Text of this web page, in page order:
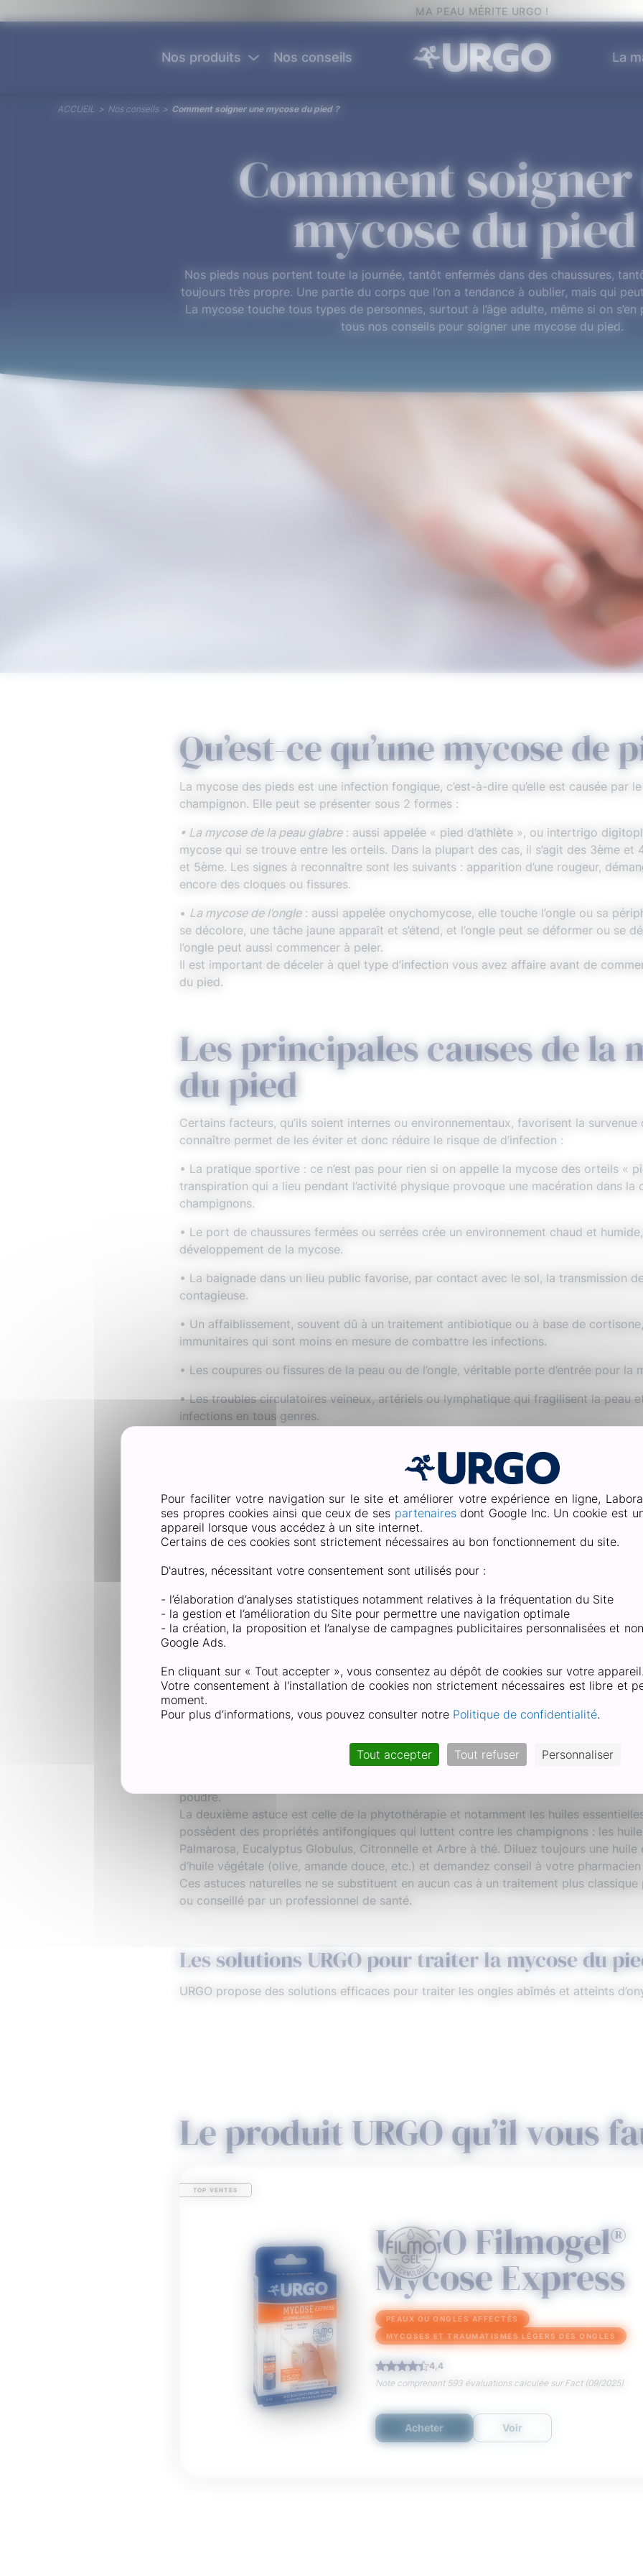
MA PEAU MÉRITE URGO !
Nos produits Nos conseils La
ACCUEIL > Nos conseils > Comment soigner une mycose du pied ?
Comment
mycose du
Nos pieds nous portent toute la journée, tantôt enfermés dans des chaussures,
toujours très propre. Une partie du corps que l’on a tendance à oublier, mais qui
La mycose touche tous types de personnes, surtout à l’âge adulte, même si on
tous nos conseils pour soigner une mycose du pied.
Qu’est-ce qu’une mycose de
La mycose des pieds est une infection fongique, c’est-à-dire qu’elle est causée par
champignon. Elle peut se présenter sous 2 formes :
• La mycose de la peau glabre: aussi appelée « pied d’athlète », ou intertrigo
mycose qui se trouve entre les orteils. Dans la plupart des cas, il s’agit des 3ème et
et 5ème. Les signes à reconnaître sont les suivants : apparition d’une rougeur,
encore des cloques ou fissures.
• La mycose de l’ongle: aussi appelée onychomycose, elle touche l’ongle ou sa
se décolore, une tâche jaune apparaît et s’étend, et l’ongle peut se déformer ou se
l’ongle peut aussi commencer à peler.
Il est important de déceler à quel type d’infection vous avez affaire avant de
du pied.
Les principales causes de la
du pied
Certains facteurs, qu’ils soient internes ou environnementaux, favorisent la survenue
connaître permet de les éviter et donc réduire le risque de d’infection :
• La pratique sportive : ce n’est pas pour rien si on appelle la mycose des orteils «
transpiration qui a lieu pendant l’activité physique provoque une macération dans la
champignons.
• Le port de chaussures fermées ou serrées crée un environnement chaud et
développement de la mycose.
• La baignade dans un lieu public favorise, par contact avec le sol, la transmission
contagieuse.
• Un affaiblissement, souvent dû à un traitement antibiotique ou à base de
immunitaires qui sont moins en mesure de combattre les infections.
• Les coupures ou fissures de la peau ou de l’ongle, véritable porte d’entrée pour la
• Les troubles circulatoires veineux, artériels ou lymphatique qui fragilisent la peau
infections en tous genres.
Pour éviter d’avoir à traiter une mycose des pieds, savoir réduire les risques en
indispensable.
Comment soigner la mycose
?
Parfois, faire attention aux facteurs de risque ne suffit pas et la mycose du pied
cas, il faut s’attaquer rapidement à l’infection pour ne pas la laisser évoluer.
Soigner une mycose des pieds avec des
de votre traitement. Tout d’abord, le bicarbonate de soude aurait déjà fait ses
fongique grâce à ses propriétés antiseptiques et sa capacité à assécher l’humidité. Il
poudre.
La deuxième astuce est celle de la phytothérapie et notamment les huiles
possèdent des propriétés antifongiques qui luttent contre les champignons : les
Palmarosa, Eucalyptus Globulus, Citronnelle et Arbre à thé. Diluez toujours une huile
d’huile végétale (olive, amande douce, etc.) et demandez conseil à votre
Ces astuces naturelles ne se substituent en aucun cas à un traitement plus
ou conseillé par un professionnel de santé.
Les solutions URGO pour traiter la mycose du
URGO propose des solutions efficaces pour traiter les ongles abîmés et atteints
Le produit URGO qu’il vous
TOP VENTES
URGO Filmogel®
Mycose Express
PEAUX OU ONGLES AFFECTÉS
MYCOSES ET TRAUMATISMES LÉGERS DES ONGLES
4,4
Note comprenant 593 évaluations calculée sur Fact (09/2025)
Acheter Voir
Pour faciliter votre navigation sur le site et améliorer votre expérience en ligne,
ses propres cookies ainsi que ceux de ses partenairesdont Google Inc. Un cookie est
appareil lorsque vous accédez à un site internet.
Certains de ces cookies sont strictement nécessaires au bon fonctionnement du site.
D'autres, nécessitant votre consentement sont utilisés pour :
- l’élaboration d’analyses statistiques notamment relatives à la fréquentation du Site
- la gestion et l’amélioration du Site pour permettre une navigation optimale
- la création, la proposition et l’analyse de campagnes publicitaires personnalisées et
Google Ads.
En cliquant sur « Tout accepter », vous consentez au dépôt de cookies sur votre appareil.
Votre consentement à l'installation de cookies non strictement nécessaires est libre et
moment.
Pour plus d’informations, vous pouvez consulter notre Politique de confidentialité.
Tout accepter Tout refuser Personnaliser